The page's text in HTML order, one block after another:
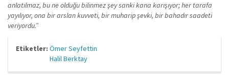
anlatılmaz, bu ne olduğu bilinmez şey sanki kana karışıyor; her tarafa
yayılıyor, ona bir arslan kuvveti, bir muharip şevki, bir bahadır saadeti
veriyordu.”
Etiketler: Ömer Seyfettin
Halil Berktay